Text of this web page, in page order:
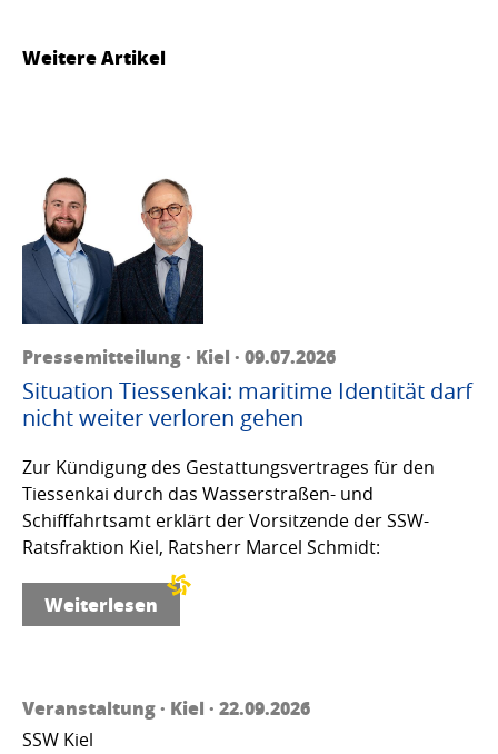
Weitere Artikel
Pressemitteilung · Kiel · 09.07.2026
Situation Tiessenkai: maritime Identität darf
nicht weiter verloren gehen
Zur Kündigung des Gestattungsvertrages für den
Tiessenkai durch das Wasserstraßen- und
Schifffahrtsamt erklärt der Vorsitzende der SSW-
Ratsfraktion Kiel, Ratsherr Marcel Schmidt:
Weiterlesen
Veranstaltung · Kiel · 22.09.2026
SSW Kiel